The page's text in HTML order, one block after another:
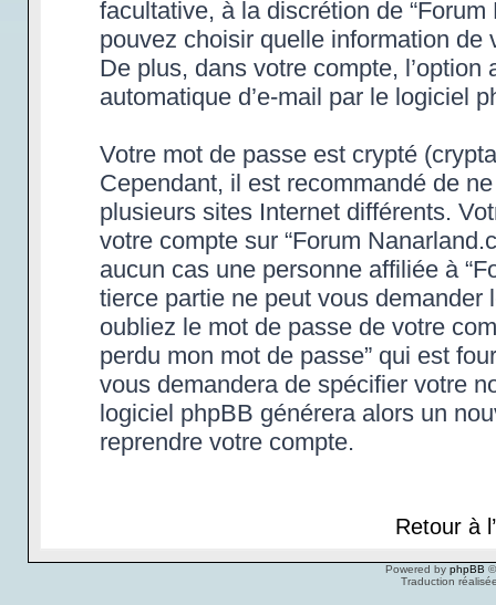
facultative, à la discrétion de
pouvez choisir quelle information
De plus, dans votre compte, l’option
automatique d’e-mail par le logiciel
Votre mot de passe est crypté
Cependant, il est recommandé de
plusieurs sites Internet différents.
votre compte sur “Forum
aucun cas une personne affiliée à
tierce partie ne peut vous
oubliez le mot de passe de votre
perdu mon mot de passe” qui est
vous demandera de spécifier votre
logiciel phpBB générera alors un
reprendre votre compte.
Retour à
Powered by phpBB
Traduction